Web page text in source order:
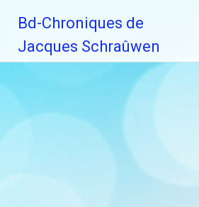
contenu
principal
Bd-Chroniques de
Jacques Schraûwen